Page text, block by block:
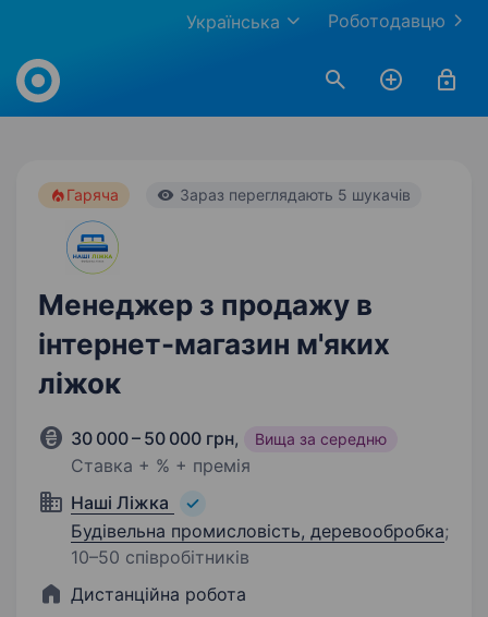
Роботодавцю
Українська
Work.ua
Гаряча Зараз переглядають 5 шукачів
Менеджер з продажу в
інтернет-магазин м'яких
ліжок
30 000 – 50 000 грн, Вища за середню
Ставка + % + премія
Наші Ліжка
Будівельна промисловість, деревообробка;
10–50 співробітників
Дистанційна робота